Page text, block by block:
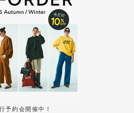
予約会開催中！